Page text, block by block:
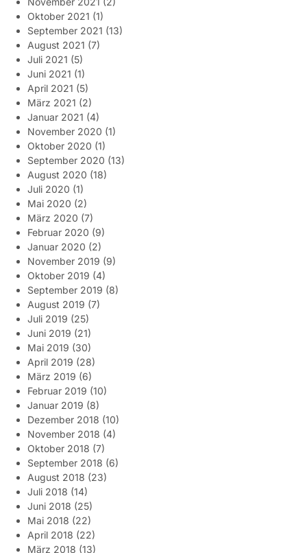
Oktober 2021 (1)
September 2021 (13)
August 2021 (7)
Juli 2021 (5)
Juni 2021 (1)
April 2021 (5)
März 2021 (2)
Januar 2021 (4)
November 2020 (1)
Oktober 2020 (1)
September 2020 (13)
August 2020 (18)
Juli 2020 (1)
Mai 2020 (2)
März 2020 (7)
Februar 2020 (9)
Januar 2020 (2)
November 2019 (9)
Oktober 2019 (4)
September 2019 (8)
August 2019 (7)
Juli 2019 (25)
Juni 2019 (21)
Mai 2019 (30)
April 2019 (28)
März 2019 (6)
Februar 2019 (10)
Januar 2019 (8)
Dezember 2018 (10)
November 2018 (4)
Oktober 2018 (7)
September 2018 (6)
August 2018 (23)
Juli 2018 (14)
Juni 2018 (25)
Mai 2018 (22)
April 2018 (22)
März 2018 (13)